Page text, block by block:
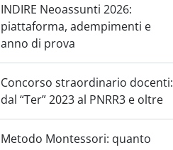
INDIRE Neoassunti 2026:
piattaforma, adempimenti e
anno di prova
Concorso straordinario docenti:
dal “Ter” 2023 al PNRR3 e oltre
Metodo Montessori: quanto